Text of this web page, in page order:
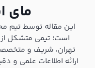
مای
این مقاله توسط تیم
است؛ تیمی متشکل
تهران، شریف و
ارائه اطلاعات علمی و